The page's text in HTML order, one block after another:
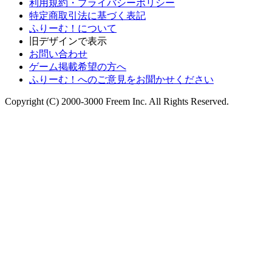
利用規約・プライバシーポリシー
特定商取引法に基づく表記
ふりーむ！について
旧デザインで表示
お問い合わせ
ゲーム掲載希望の方へ
ふりーむ！へのご意見をお聞かせください
Copyright (C) 2000-3000 Freem Inc. All Rights Reserved.